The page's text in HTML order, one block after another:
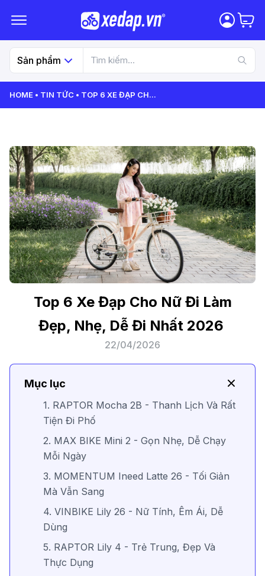
Sản phẩm
HOME TIN TỨC TOP 6 XE ĐẠP CH...
Top 6 Xe Đạp Cho Nữ Đi Làm
Đẹp, Nhẹ, Dễ Đi Nhất 2026
22/04/2026
Mục lục
1. RAPTOR Mocha 2B - Thanh Lịch Và Rất
Tiện Đi Phố
2. MAX BIKE Mini 2 - Gọn Nhẹ, Dễ Chạy
Mỗi Ngày
3. MOMENTUM Ineed Latte 26 - Tối Giản
Mà Vẫn Sang
4. VINBIKE Lily 26 - Nữ Tính, Êm Ái, Dễ
Dùng
5. RAPTOR Lily 4 - Trẻ Trung, Đẹp Và
Thực Dụng